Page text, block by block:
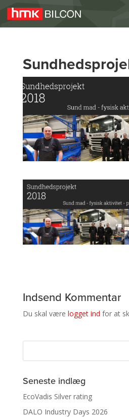
Indsend Kommentar
Du skal være logget ind for at
Seneste indlæg
EcoVadis Silver rating
DALO Industry Days 2026